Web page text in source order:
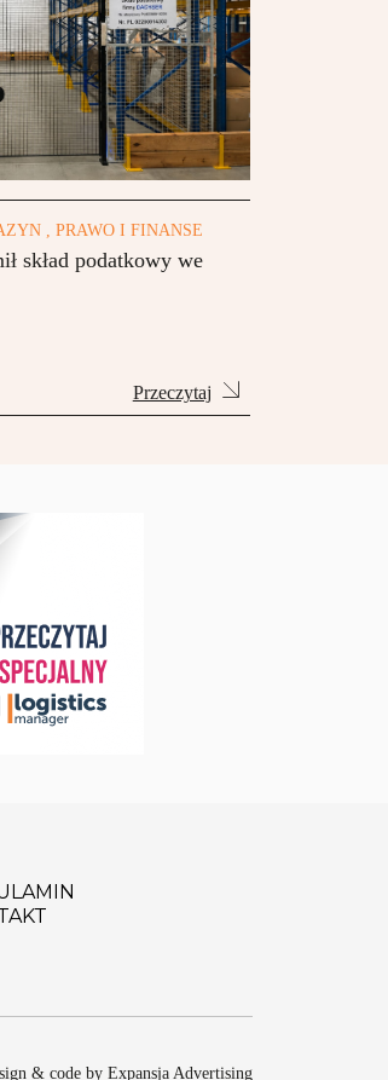
, PRAWO I FINANSE
skład podatkowy we
Przeczytaj
& code by Expansja Advertising